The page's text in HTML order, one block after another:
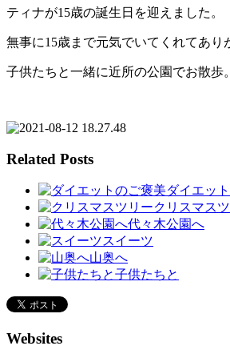
ティナが15歳の誕生日を迎えました。
無事に15歳まで元気でいてくれてあり
子供たちと一緒に近所の公園でお散歩。
Related Posts
ダイエッ
クリスマス
代々木公園へ
スイーツ
山奥へ
子供たちと
Websites